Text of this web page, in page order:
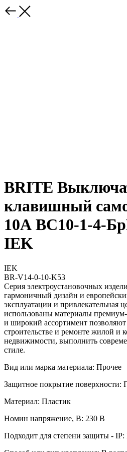
BRITE
клавишный
10А ВС10-1-4-
IEK
IEK
BR-V14-0-10-K53
Серия электроустановочных
гармоничный дизайн и
эксплуатации и привлекательная
использованы материалы премиум-
и широкий ассортимент позволяют
строительстве и ремонте жилой и
недвижимости, выполнить
стиле.
Вид или марка материала: Прочее
Защитное покрытие поверхности:
Материал: Пластик
Номин напряжение, В: 230 В
Подходит для степени защиты - IP: